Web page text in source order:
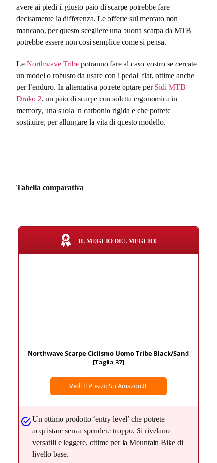
avere ai piedi il giusto paio di scarpe potrebbe fare
decisamente la differenza. Le offerte sul mercato non
mancano, per questo scegliere una buona scarpa da MTB
potrebbe essere non così semplice come si pensa.
Le Northwave Tribepotranno fare al caso vostro se cercate
un modello robusto da usare con i pedali flat, ottime anche
per l’enduro. In alternativa potrete optare per Sidi MTB
Drako 2, un paio di scarpe con soletta ergonomica in
memory, una suola in carbonio rigida e che potrete
sostituire, per allungare la vita di questo modello.
Tabella comparativa
IL MEGLIO DEL MEGLIO!
Northwave Scarpe Ciclismo Uomo Tribe Black/Sand
[Taglia 37]
Vedi Il Prezzo Su Amazon.it
Un ottimo prodotto ‘entry level’ che potrete
acquistare senza spendere troppo. Si rivelano
versatili e leggere, ottime per la Mountain Bike di
livello base.